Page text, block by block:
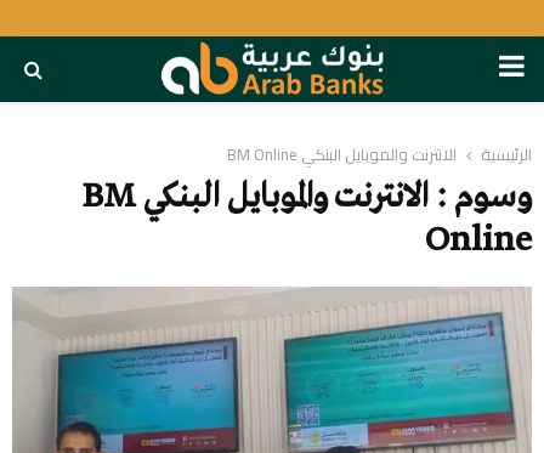
PRIMARY
MENU
الرئيسية الانترنت والموبايل البنكي BM Online
وسوم : الانترنت والموبايل البنكي BM
Online